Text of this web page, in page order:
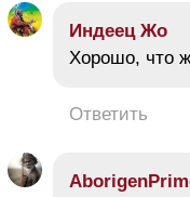
Индеец Жо
Хорошо, что
Ответить